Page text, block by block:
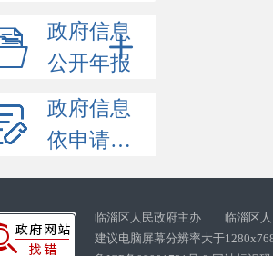
政府信息
公开年报
政府信息
依申请公开
临淄区人民政府主办 临淄区人
建议电脑屏幕分辨率大于